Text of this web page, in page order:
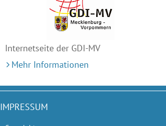
Internetseite der GDI-MV
Mehr Informationen
IMPRESSUM